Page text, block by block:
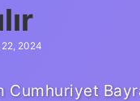
22, 2024
Cumhuriyet